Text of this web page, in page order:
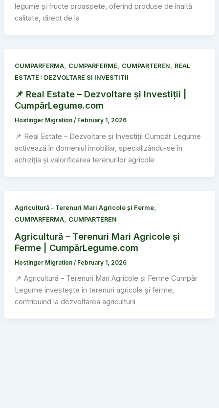
legume și fructe proaspete, oferind produse de înaltă
calitate, direct de la
CUMPARFERMA, CUMPARFERME CUMPARTEREN
REAL
ESTATE : DEZVOLTARE SI INVESTITII
📌 Real Estate – Dezvoltare și Investiții |
CumpărLegume.com
Hostinger Migration / February 1, 2026
📌 Real Estate – Dezvoltare și Investiții Cumpăr Legume
activează în domeniul imobiliar, specializându-se în
achiziția și valorificarea terenurilor agricole
Agricultură - Terenuri Mari Agricole și Ferme,
CUMPARFERMA, CUMPARTEREN
Agricultură – Terenuri Mari Agricole și
Ferme | CumpărLegume.com
Hostinger Migration / February 1, 2026
📌 Agricultură – Terenuri Mari Agricole și Ferme Cumpăr
Legume investește în terenuri agricole și ferme,
contribuind la dezvoltarea agriculturii